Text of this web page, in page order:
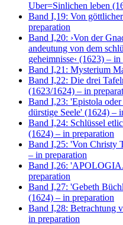
Uber=Sinlichen leben
Band I,19: Von
preparation
Band I,20: ›Von der
andeutung von dem
geheimnisse‹ (1623) – in
Band I,21: Mysterium
Band I,22: Die drei
(1623/1624) – in
Band I,23: 'Epistola
dürstige Seele' (1624) –
Band I,24: Schlüssel
(1624) – in preparation
Band I,25: 'Von Christy
– in preparation
Band I,26:
preparation
Band I,27: 'Gebeth
(1624) – in preparation
Band I,28: Betrachtung
in preparation